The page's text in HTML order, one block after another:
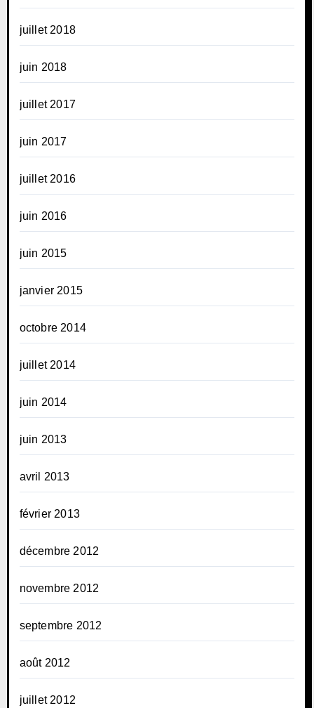
juillet 2018
juin 2018
juillet 2017
juin 2017
juillet 2016
juin 2016
juin 2015
janvier 2015
octobre 2014
juillet 2014
juin 2014
juin 2013
avril 2013
février 2013
décembre 2012
novembre 2012
septembre 2012
août 2012
juillet 2012